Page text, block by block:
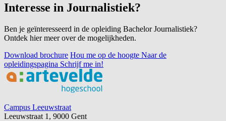
Interesse in Journalistiek?
Ben je geïnteresseerd in de opleiding Bachelor Journalistiek?
Ontdek hier meer over de mogelijkheden.
Download brochure Hou me op de hoogte Naar de
opleidingspagina Schrijf me in!
Footer
Campus Leeuwstraat
Leeuwstraat 1, 9000 Gent